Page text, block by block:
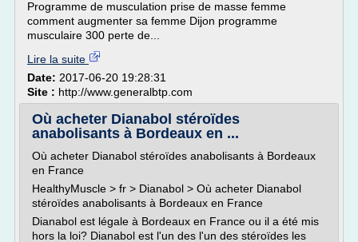
Programme de musculation prise de masse femme
comment augmenter sa femme Dijon programme
musculaire 300 perte de...
Lire la suite
Date: 2017-06-20 19:28:31
Site : http://www.generalbtp.com
Où acheter Dianabol stéroïdes
anabolisants à Bordeaux en ...
Où acheter Dianabol stéroïdes anabolisants à Bordeaux
en France
HealthyMuscle > fr > Dianabol > Où acheter Dianabol
stéroïdes anabolisants à Bordeaux en France
Dianabol est légale à Bordeaux en France ou il a été mis
hors la loi? Dianabol est l'un des l'un des stéroïdes les